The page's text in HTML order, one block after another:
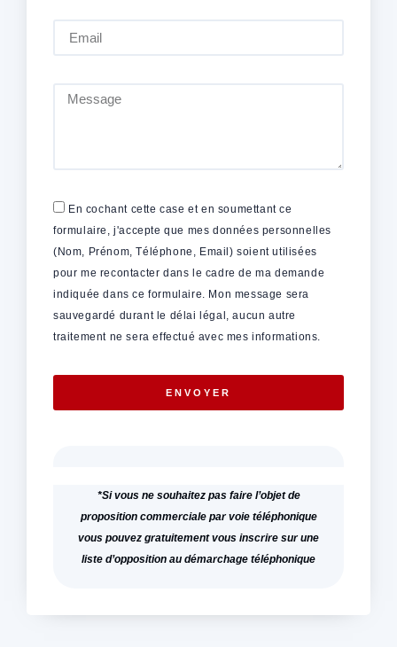
En cochant cette case et en soumettant ce
formulaire, j'accepte que mes données personnelles
(Nom, Prénom, Téléphone, Email) soient utilisées
pour me recontacter dans le cadre de ma demande
indiquée dans ce formulaire. Mon message sera
sauvegardé durant le délai légal, aucun autre
traitement ne sera effectué avec mes informations.
ENVOYER
*Si vous ne souhaitez pas faire l’objet de
proposition commerciale par voie téléphonique
vous pouvez gratuitement vous inscrire sur une
liste d’opposition au démarchage téléphonique